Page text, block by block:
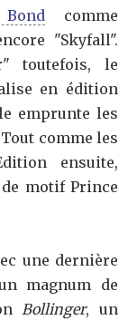
comme
"Skyfall".
toutefois, le
en édition
emprunte les
comme les
ensuite,
motif Prince
une dernière
magnum de
Bollinger, un